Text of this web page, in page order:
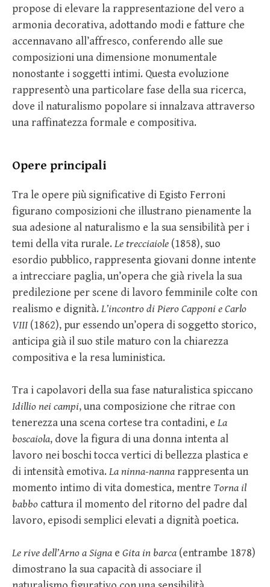
propose di elevare la rappresentazione del vero a
armonia decorativa, adottando modi e fatture che
accennavano all’affresco, conferendo alle sue
composizioni una dimensione monumentale
nonostante i soggetti intimi. Questa evoluzione
rappresentò una particolare fase della sua ricerca,
dove il naturalismo popolare si innalzava attraverso
una raffinatezza formale e compositiva.
Opere principali
Tra le opere più significative di Egisto Ferroni
figurano composizioni che illustrano pienamente la
sua adesione al naturalismo e la sua sensibilità per i
temi della vita rurale. Le trecciaiole (1858), suo
esordio pubblico, rappresenta giovani donne intente
a intrecciare paglia, un’opera che già rivela la sua
predilezione per scene di lavoro femminile colte con
realismo e dignità. L’incontro di Piero Capponi e Carlo
VIII(1862), pur essendo un’opera di soggetto storico,
anticipa già il suo stile maturo con la chiarezza
compositiva e la resa luministica.
Tra i capolavori della sua fase naturalistica spiccano
Idillio nei campi, una composizione che ritrae con
tenerezza una scena cortese tra contadini, e La
boscaiola, dove la figura di una donna intenta al
lavoro nei boschi tocca vertici di bellezza plastica e
di intensità emotiva. La ninna-nanna rappresenta un
momento intimo di vita domestica, mentre Torna il
babbo cattura il momento del ritorno del padre dal
lavoro, episodi semplici elevati a dignità poetica.
Le rive dell’Arno a Signa e Gita in barca (entrambe 1878)
dimostrano la sua capacità di associare il